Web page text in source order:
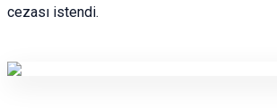
cezası istendi.